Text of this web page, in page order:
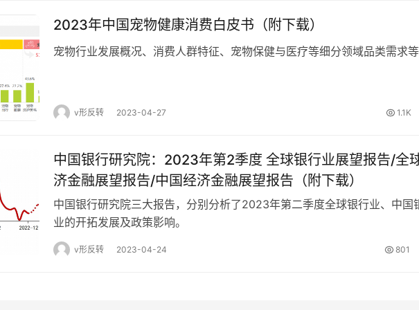
2023年中国宠物健康消费白皮书（附下载）
宠物行业发展概况、消费人群特征、宠物保健与医疗等细分领域品类需求等
v形反转 2023-04-27 1.1K
中国银行研究院：2023年第2季度 全球银行业展望报告/全球经
济金融展望报告/中国经济金融展望报告（附下载）
中国银行研究院三大报告，分别分析了2023年第二季度全球银行业、中国
业的开拓发展及政策影响。
v形反转 2023-04-24 801